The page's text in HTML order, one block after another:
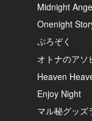
Midnight
Onenight
ぷろぞく
オトナのアソ
Heaven
Enjoy Night
マル秘グッズ